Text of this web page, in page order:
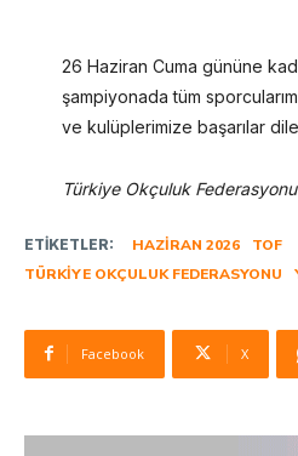
26 Haziran Cuma gününe
şampiyonada tüm
ve kulüplerimize başarılar
Türkiye Okçuluk Federasyonu
ETIKETLER: HAZIRAN 2026
TOF
TÜRKIYE OKÇULUK FEDERASYONU
Facebook X